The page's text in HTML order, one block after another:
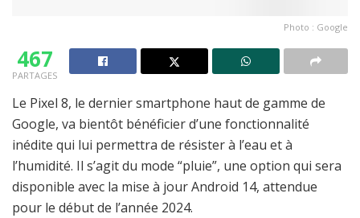
Photo : Google
467
PARTAGES
Le Pixel 8, le dernier smartphone haut de gamme de
Google, va bientôt bénéficier d’une fonctionnalité
inédite qui lui permettra de résister à l’eau et à
l’humidité. Il s’agit du mode “pluie”, une option qui sera
disponible avec la mise à jour Android 14, attendue
pour le début de l’année 2024.